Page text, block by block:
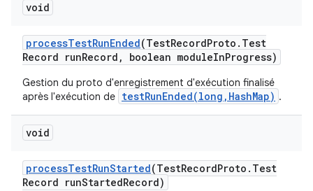
void
processTestRunEnded(TestRecordProto . Test
Record runRecord , boolean moduleInProgress)
Gestion du proto d'enregistrement d'exécution finalisé
après l'exécution de testRunEnded(long,HashMap) .
void
processTestRunStarted(TestRecordProto . Test
Record runStartedRecord)